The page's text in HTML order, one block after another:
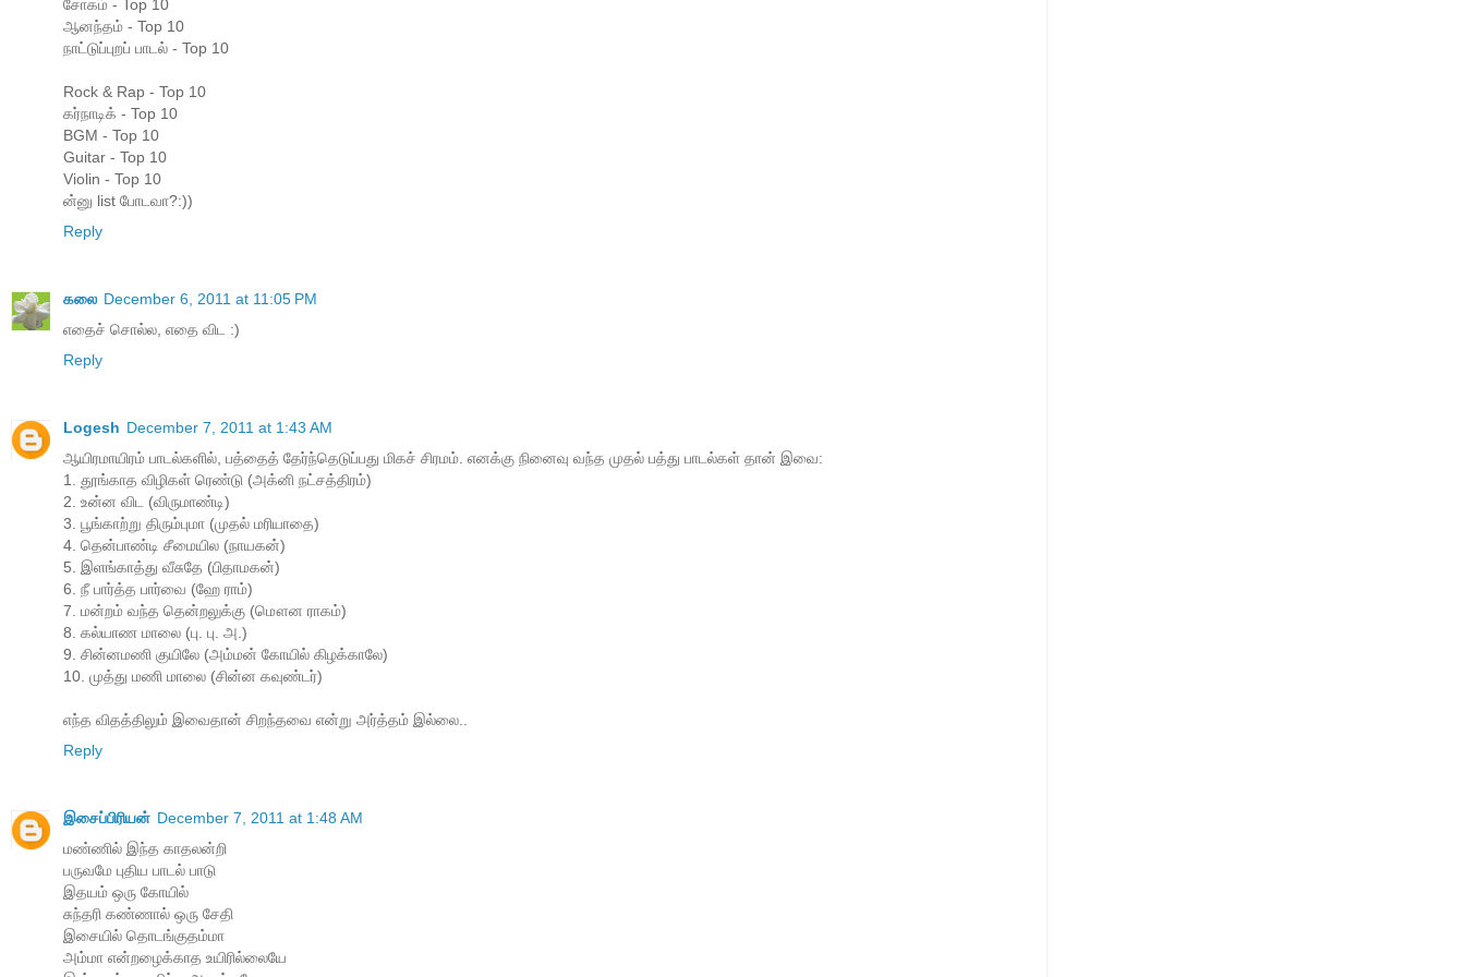
சோகம் - Top 10
ஆனந்தம் - Top 10
நாட்டுப்புறப் பாடல் - Top 10
Rock & Rap - Top 10
கர்நாடிக் - Top 10
BGM - Top 10
Guitar - Top 10
Violin - Top 10
ன்னு list போடவா?:))
Reply
கலை December 6, 2011 at 11:05 PM
எதைச் சொல்ல, எதை விட :)
Reply
Logesh December 7, 2011 at 1:43 AM
ஆயிரமாயிரம் பாடல்களில், பத்தைத் தேர்ந்தெடுப்பது மிகச் சிரமம். எனக்கு நினைவு வந்த முதல் பத்து பாடல்கள் தான் இவை:
1. தூங்காத விழிகள் ரெண்டு (அக்னி நட்சத்திரம்)
2. உன்ன விட (விருமாண்டி)
3. பூங்காற்று திரும்புமா (முதல் மரியாதை)
4. தென்பாண்டி சீமையில (நாயகன்)
5. இளங்காத்து வீசுதே (பிதாமகன்)
6. நீ பார்த்த பார்வை (ஹே ராம்)
7. மன்றம் வந்த தென்றலுக்கு (மௌன ராகம்)
8. கல்யாண மாலை (பு. பு. அ.)
9. சின்னமணி குயிலே (அம்மன் கோயில் கிழக்காலே)
10. முத்து மணி மாலை (சின்ன கவுண்டர்)
எந்த விதத்திலும் இவைதான் சிறந்தவை என்று அர்த்தம் இல்லை..
Reply
இசைப்பிரியன் December 7, 2011 at 1:48 AM
மண்ணில் இந்த காதலன்றி
பருவமே புதிய பாடல் பாடு
இதயம் ஒரு கோயில்
சுந்தரி கண்ணால் ஒரு சேதி
இசையில் தொடங்குதம்மா
அம்மா என்றழைக்காத உயிரில்லையே